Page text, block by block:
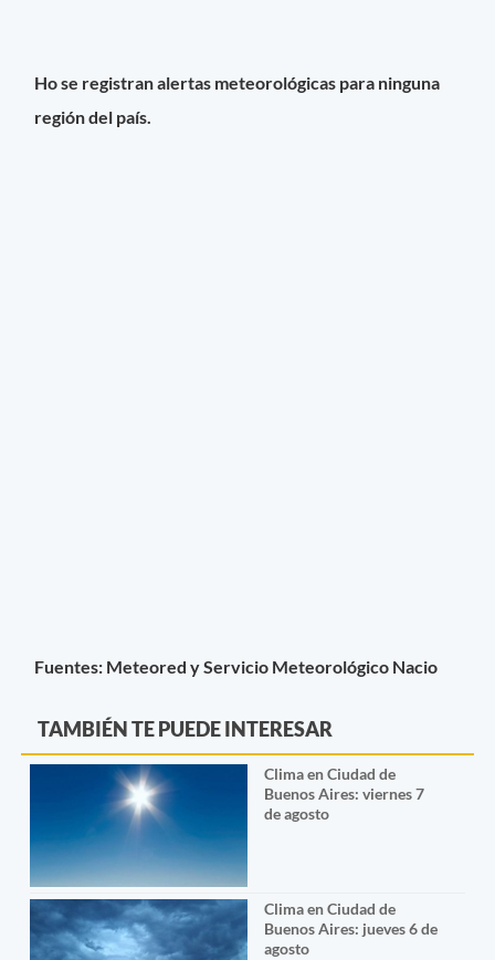
Ho se registran alertas meteorológicas para ninguna
región del país.
Fuentes: Meteored y Servicio Meteorológico Nacio
TAMBIÉN TE PUEDE INTERESAR
Clima en Ciudad de
Buenos Aires: viernes 7
de agosto
Clima en Ciudad de
Buenos Aires: jueves 6 de
agosto